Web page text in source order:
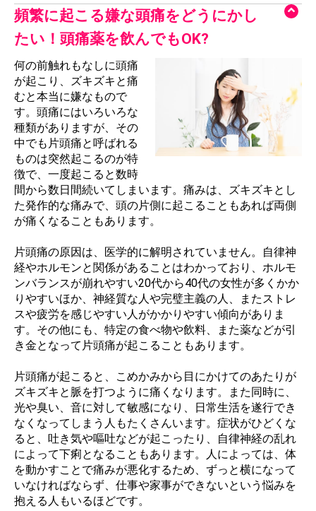
頻繁に起こる嫌な頭痛をどうにかし
たい！頭痛薬を飲んでもOK?
何の前触れもなしに頭痛
が起こり、ズキズキと痛
むと本当に嫌なもので
す。頭痛にはいろいろな
種類がありますが、その
中でも片頭痛と呼ばれる
ものは突然起こるのが特
徴で、一度起こると数時
間から数日間続いてしまいます。痛みは、ズキズキとし
た発作的な痛みで、頭の片側に起こることもあれば両側
が痛くなることもあります。
片頭痛の原因は、医学的に解明されていません。自律神
経やホルモンと関係があることはわかっており、ホルモ
ンバランスが崩れやすい20代から40代の女性が多くかか
りやすいほか、神経質な人や完璧主義の人、またストレ
スや疲労を感じやすい人がかかりやすい傾向がありま
す。その他にも、特定の食べ物や飲料、また薬などが引
き金となって片頭痛が起こることもあります。
片頭痛が起こると、こめかみから目にかけてのあたりが
ズキズキと脈を打つように痛くなります。また同時に、
光や臭い、音に対して敏感になり、日常生活を遂行でき
なくなってしまう人もたくさんいます。症状がひどくな
ると、吐き気や嘔吐などが起こったり、自律神経の乱れ
によって下痢となることもあります。人によっては、体
を動かすことで痛みが悪化するため、ずっと横になって
いなければならず、仕事や家事ができないという悩みを
抱える人もいるほどです。